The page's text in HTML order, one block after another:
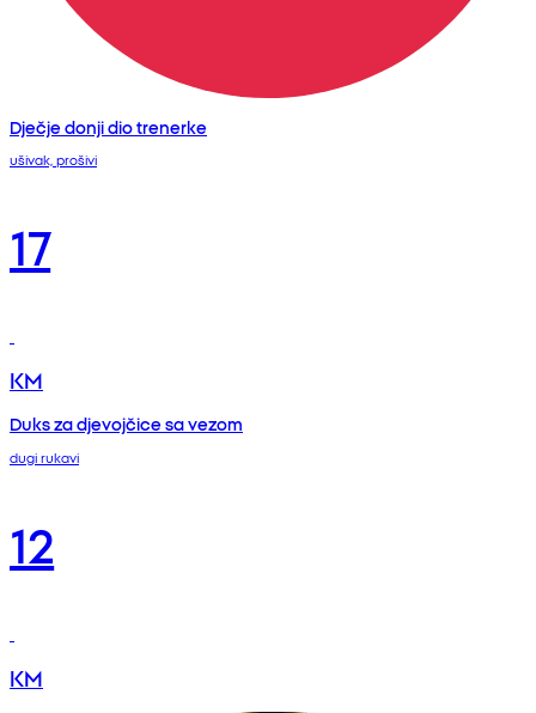
Dječje donji dio trenerke
ušivak, prošivi
17
KM
Duks za djevojčice sa vezom
dugi rukavi
12
KM